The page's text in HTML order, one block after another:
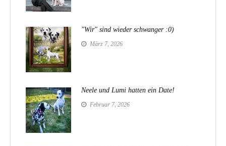
"Wir" sind wieder schwanger :0)
März 7, 2026
Neele und Lumi hatten ein Date!
Februar 7, 2026